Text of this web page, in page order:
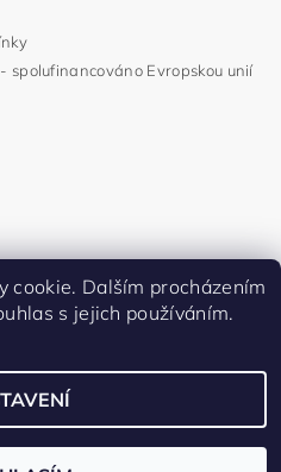
spolufinancováno Evropskou unií
Upravit nastavení cookies
cookie. Dalším procházením
s jejich používáním.